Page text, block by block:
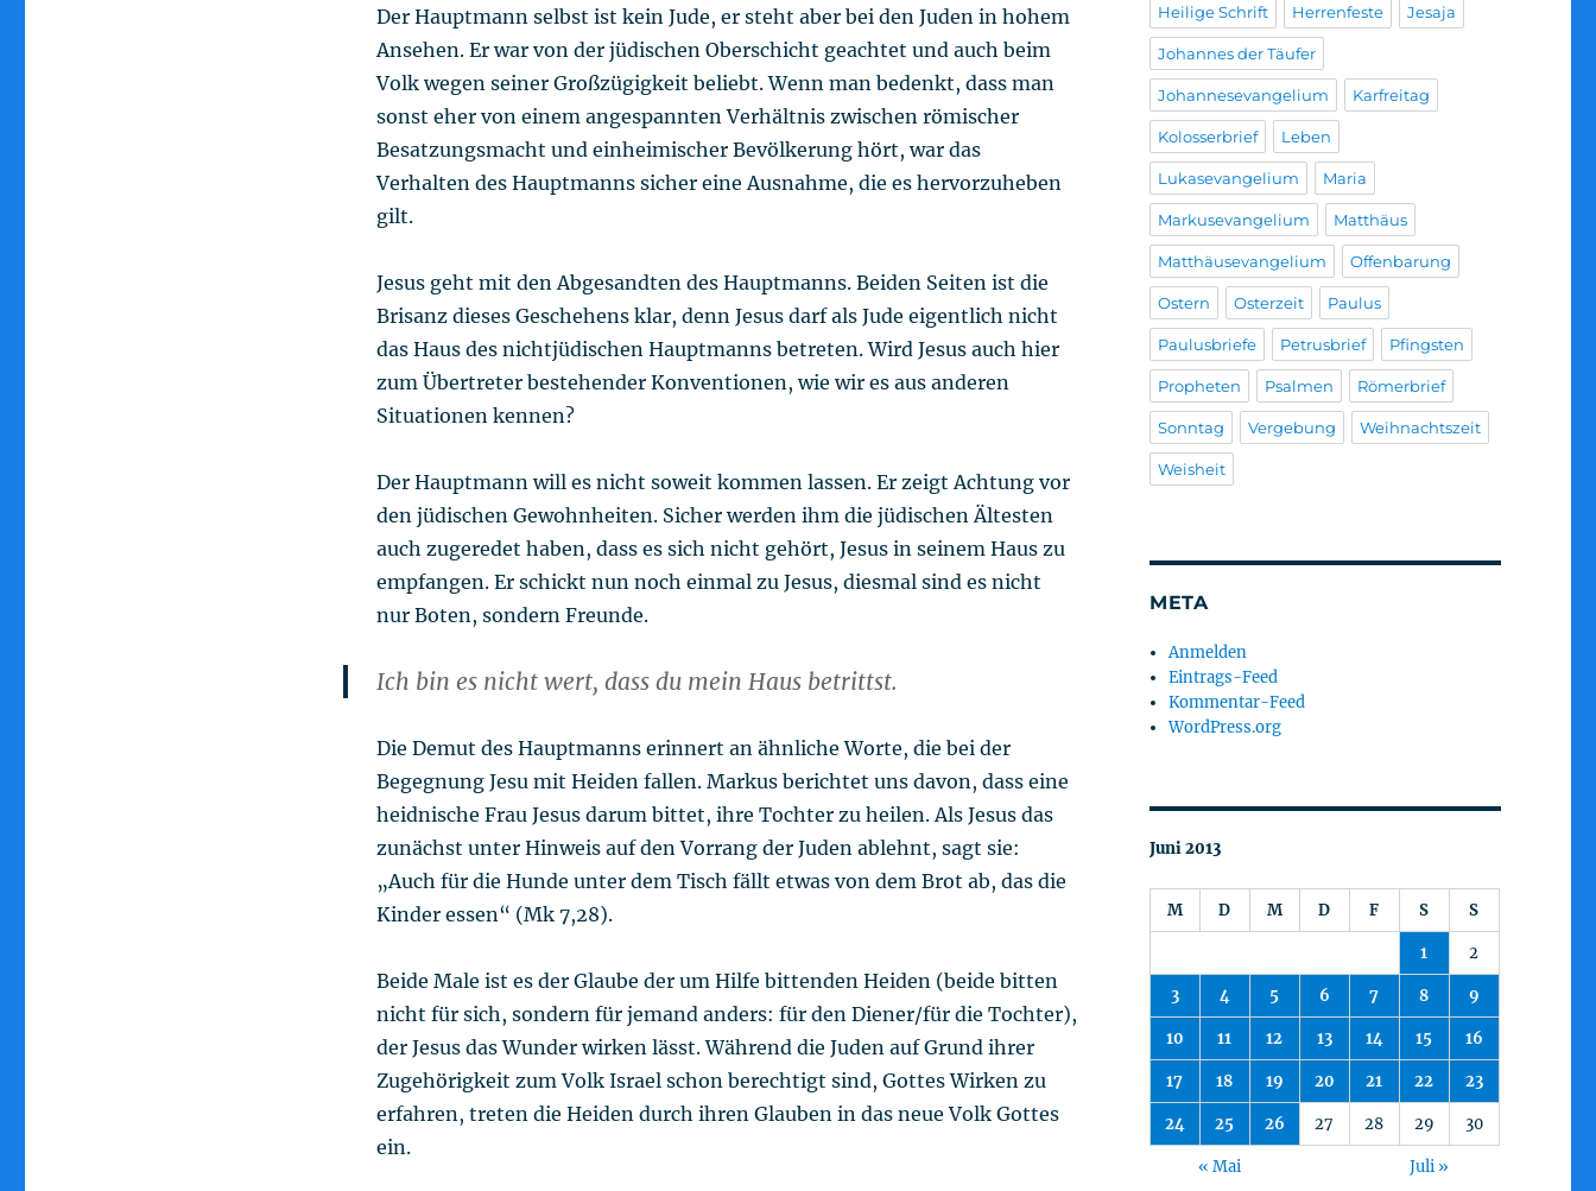
Der Hauptmann selbst ist kein Jude, er steht aber bei den Juden in hohem
Ansehen. Er war von der jüdischen Oberschicht geachtet und auch beim
Volk wegen seiner Großzügigkeit beliebt. Wenn man bedenkt, dass man
sonst eher von einem angespannten Verhältnis zwischen römischer
Besatzungsmacht und einheimischer Bevölkerung hört, war das
Verhalten des Hauptmanns sicher eine Ausnahme, die es hervorzuheben
gilt.
Jesus geht mit den Abgesandten des Hauptmanns. Beiden Seiten ist die
Brisanz dieses Geschehens klar, denn Jesus darf als Jude eigentlich nicht
das Haus des nichtjüdischen Hauptmanns betreten. Wird Jesus auch hier
zum Übertreter bestehender Konventionen, wie wir es aus anderen
Situationen kennen?
Der Hauptmann will es nicht soweit kommen lassen. Er zeigt Achtung vor
den jüdischen Gewohnheiten. Sicher werden ihm die jüdischen Ältesten
auch zugeredet haben, dass es sich nicht gehört, Jesus in seinem Haus zu
empfangen. Er schickt nun noch einmal zu Jesus, diesmal sind es nicht
nur Boten, sondern Freunde.
Ich bin es nicht wert, dass du mein Haus betrittst.
Die Demut des Hauptmanns erinnert an ähnliche Worte, die bei der
Begegnung Jesu mit Heiden fallen. Markus berichtet uns davon, dass eine
heidnische Frau Jesus darum bittet, ihre Tochter zu heilen. Als Jesus das
zunächst unter Hinweis auf den Vorrang der Juden ablehnt, sagt sie:
„Auch für die Hunde unter dem Tisch fällt etwas von dem Brot ab, das die
Kinder essen“ (Mk 7,28).
Beide Male ist es der Glaube der um Hilfe bittenden Heiden (beide bitten
nicht für sich, sondern für jemand anders: für den Diener/für die Tochter),
der Jesus das Wunder wirken lässt. Während die Juden auf Grund ihrer
Zugehörigkeit zum Volk Israel schon berechtigt sind, Gottes Wirken zu
erfahren, treten die Heiden durch ihren Glauben in das neue Volk Gottes
ein.
Heilige Schrift Herrenfeste Jesaja
Johannes der Täufer
Johannesevangelium Karfreitag
Kolosserbrief Leben
Lukasevangelium Maria
Markusevangelium Matthäus
Matthäusevangelium Offenbarung
Ostern Osterzeit Paulus
Paulusbriefe Petrusbrief Pfingsten
Propheten Psalmen Römerbrief
Sonntag Vergebung Weihnachtszeit
Weisheit
META
Anmelden
Eintrags-Feed
Kommentar-Feed
WordPress.org
Juni 2013
M D M D F S S
1 2
3 4 5 6 7 8 9
10 11 12 13 14 15 16
17 18 19 20 21 22 23
24 25 26 27 28 29 30
« Mai Juli »